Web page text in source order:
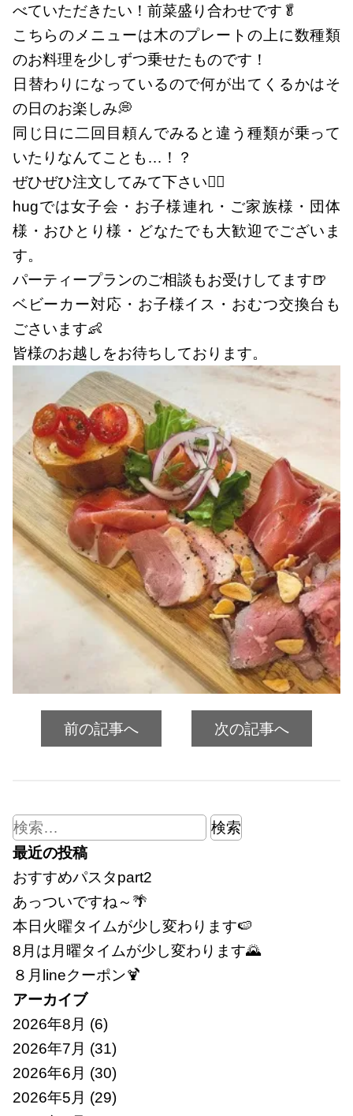
べていただきたい！前菜盛り合わせです🥬
こちらのメニューは木のプレートの上に数種類
のお料理を少しずつ乗せたものです！
日替わりになっているので何が出てくるかはそ
の日のお楽しみ💭
同じ日に二回目頼んでみると違う種類が乗って
いたりなんてことも…！？
ぜひぜひ注文してみて下さい👍🏻
hugでは女子会・お子様連れ・ご家族様・団体
様・おひとり様・どなたでも大歓迎でございま
す。
パーティープランのご相談もお受けしてます🍺
ベビーカー対応・お子様イス・おむつ交換台も
ごさいます👶
皆様のお越しをお待ちしております。
前の記事へ 次の記事へ
検
索:
最近の投稿
おすすめパスタpart2
あっついですね～🌴
本日火曜タイムが少し変わります🍉
8月は月曜タイムが少し変わります🌄
８月lineクーポン🍹
アーカイブ
2026年8月 (6)
2026年7月 (31)
2026年6月 (30)
2026年5月 (29)